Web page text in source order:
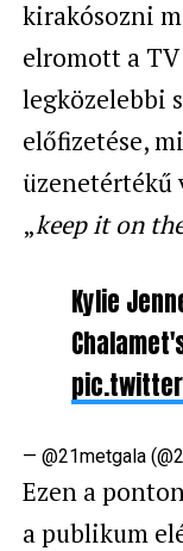
kirakósozni
elromott a TV
legközelebbi
előfizetése,
üzenetértékű
„keep it on
Kylie
— @21metgala
Ezen a
a publikum